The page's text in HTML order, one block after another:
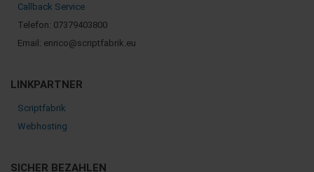
Callback Service
Telefon: 07379403800
Email: enrico@scriptfabrik.eu
LINKPARTNER
Scriptfabrik
Webhosting
SICHER BEZAHLEN